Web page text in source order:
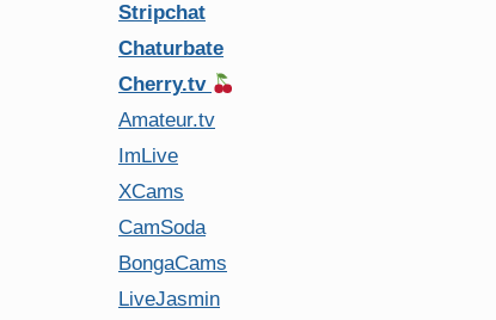
Stripchat
Chaturbate
Cherry.tv
Amateur.tv
ImLive
XCams
CamSoda
BongaCams
LiveJasmin